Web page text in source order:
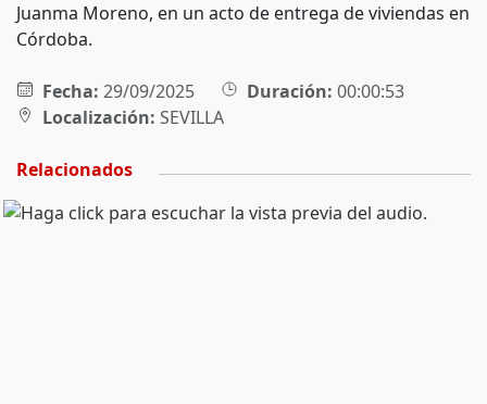
Juanma Moreno, en un acto de entrega de viviendas en
Córdoba.
Fecha: 29/09/2025 Duración: 00:00:53
Localización: SEVILLA
Relacionados